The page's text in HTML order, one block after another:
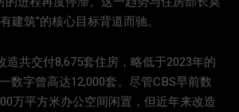
建筑”的核心目标背道而驰。
造共交付8,675套住房，略低于2023年的
数字曾高达12,000套。尽管CBS早前数
万平方米办公空间闲置，但近年来改造